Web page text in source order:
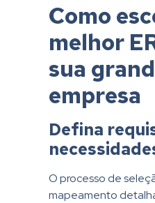
Como
melhor
sua
empresa
Defina
O processo de
mapeamento